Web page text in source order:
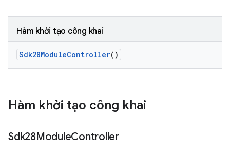
Hàm khởi tạo công khai
Sdk28ModuleController()
Hàm khởi tạo công khai
Sdk28ModuleController